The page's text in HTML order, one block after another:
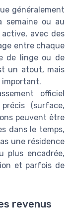
généralement
semaine ou au
avec des
entre chaque
de linge ou de
un atout, mais
important.
officiel
(surface,
peuvent être
dans le temps,
une résidence
plus encadrée,
et parfois de
revenus